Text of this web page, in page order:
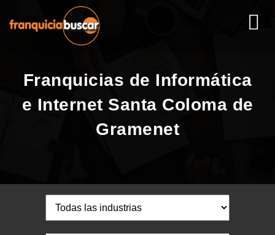
Franquicias de Informática
e Internet Santa Coloma de
Gramenet